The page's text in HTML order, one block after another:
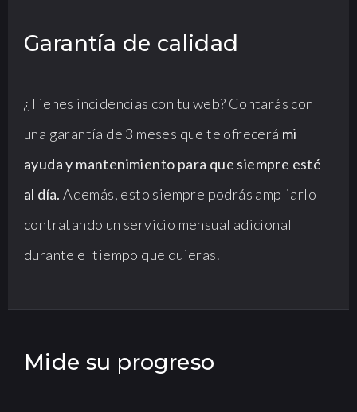
Garantía de calidad
¿Tienes incidencias con tu web? Contarás con
una garantía de 3 meses que te ofrecerá mi
ayuda y mantenimiento para que siempre esté
al día. Además, esto siempre podrás ampliarlo
contratando un servicio mensual adicional
durante el tiempo que quieras.
Mide su progreso